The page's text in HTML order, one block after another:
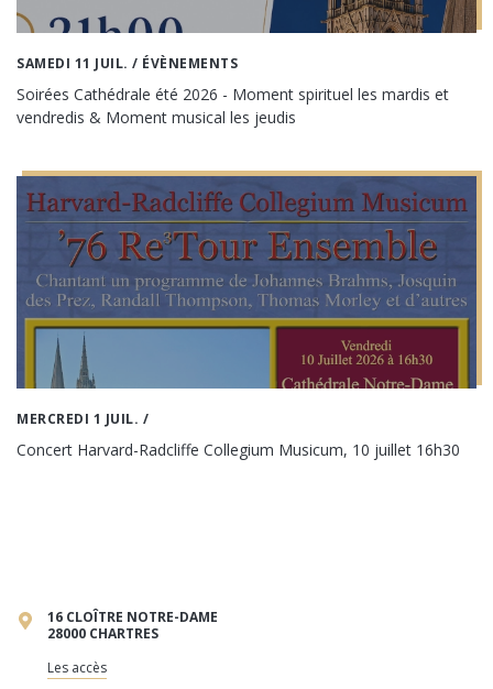
SAMEDI 11 JUIL. / ÉVÈNEMENTS
Soirées Cathédrale été 2026 - Moment spirituel les mardis et
vendredis & Moment musical les jeudis
MERCREDI 1 JUIL. /
Concert Harvard-Radcliffe Collegium Musicum, 10 juillet 16h30
16 CLOÎTRE NOTRE-DAME
28000 CHARTRES
Les accès